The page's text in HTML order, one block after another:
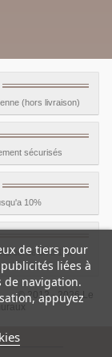
(hors livraison)
sécurisés
10%
de 8h à 17h
2012 - 2026 Le
de tiers pour
liées à
de navigation.
appuyez